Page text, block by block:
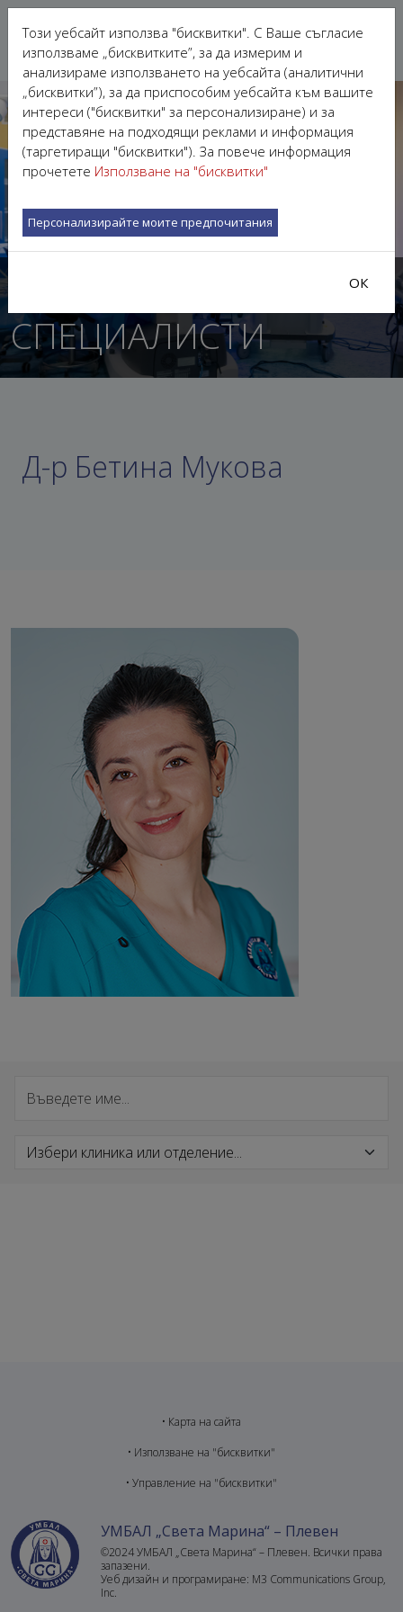
СПЕЦИАЛИСТИ
Д-р Бетина Мукова
УМБАЛ „Света Марина“ – Плевен
©2024 УМБАЛ „Света Марина“ – Плевен. Всички права
запазени.
Уеб дизайн и програмиране: M3 Communications Group,
Inc.
• Карта на сайта
• Използване на "бисквитки"
• Управление на "бисквитки"
Този уебсайт използва "бисквитки". С Ваше съгласие
използваме „бисквитките”, за да измерим и
анализираме използването на уебсайта (аналитични
„бисквитки”), за да приспособим уебсайта към вашите
интереси ("бисквитки" за персонализиране) и за
представяне на подходящи реклами и информация
(таргетиращи "бисквитки"). За повече информация
прочетете Използване на "бисквитки"
Персонализирайте моите предпочитания
ОК